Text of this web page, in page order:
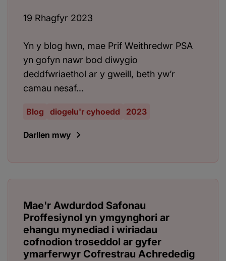
19 Rhagfyr 2023
Yn y blog hwn, mae Prif Weithredwr PSA
yn gofyn nawr bod diwygio
deddfwriaethol ar y gweill, beth yw’r
camau nesaf...
Blog diogelu'r cyhoedd 2023
Darllen mwy
Mae'r Awdurdod Safonau
Proffesiynol yn ymgynghori ar
ehangu mynediad i wiriadau
cofnodion troseddol ar gyfer
ymarferwyr Cofrestrau Achrededig